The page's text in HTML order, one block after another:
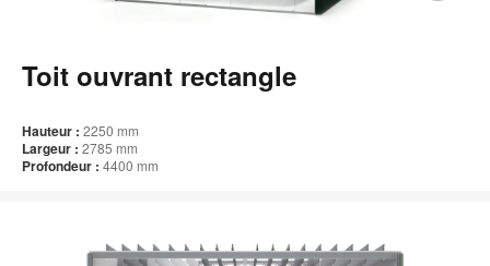
Toit ouvrant rectangle
Hauteur : 2250 mm
Largeur : 2785 mm
Profondeur : 4400 mm